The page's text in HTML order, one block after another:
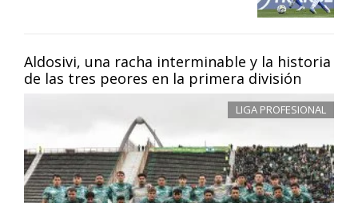
Aldosivi, una racha interminable y la historia
de las tres peores en la primera división
LIGA PROFESIONAL